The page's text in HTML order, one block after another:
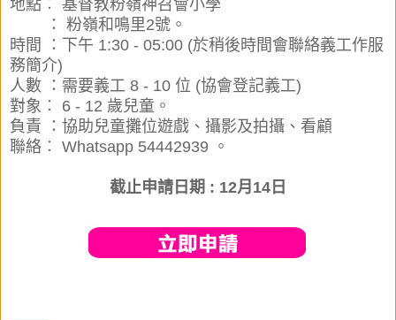
地點︰ 基督教粉嶺神召會小學
： 粉嶺和鳴里2號。
時間 ：下午 1:30 - 05:00 (於稍後時間會聯絡義工作服
務簡介)
人數 ：需要義工 8 - 10 位 (協會登記義工)
對象︰ 6 - 12 歲兒童。
負責 ：協助兒童攤位遊戲、攝影及拍攝、看顧
聯絡︰ Whatsapp 54442939 。
截止申請日期 : 12月14日